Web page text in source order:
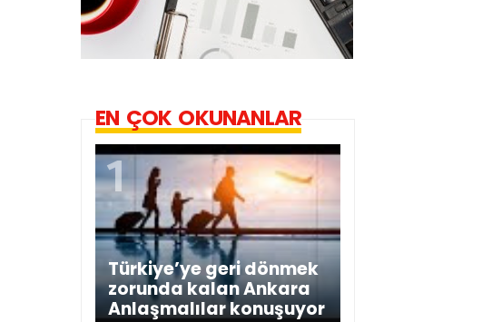
EN ÇOK OKUNANLAR
Türkiye’ye geri dönmek
zorunda kalan Ankara
Anlaşmalılar konuşuyor